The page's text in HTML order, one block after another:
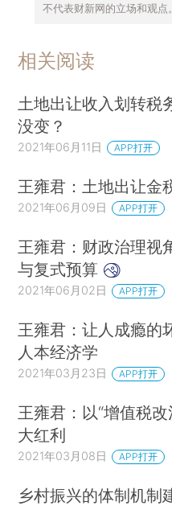
不代表财新网的立场和观点。
相关阅读
土地出让收入划转税
没变？
2021年06月11日 APP打开
王雍君：土地出让金
2021年06月09日 APP打开
王雍君：财政治理视
与复式预算
2021年06月02日 APP打开
王雍君：让人成瘾
人本经济学
2021年03月23日 APP打开
王雍君：以“增值税
大红利
2021年03月08日 APP打开
乡村振兴的体制机制